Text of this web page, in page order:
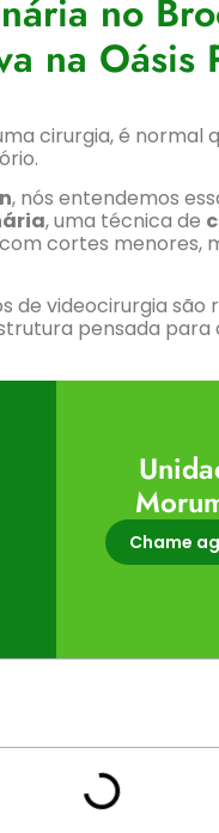
no
na Oásis
cirurgia, é normal
, nós entendemos
, uma técnica de
cortes menores,
de videocirurgia são
pensada
Chame